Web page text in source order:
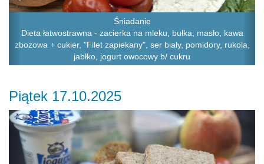
Śniadanie
Dieta łatwostrawna - zacierka na mleku, bułka, masło, kawa
zbożowa + cukier, "Filet zapiekany", ser biały, pomidory, rukola,
jabłko, jogurt owocowy b/ cukru
Piątek 17.10.2025
Previous